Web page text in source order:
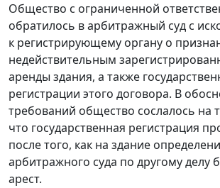
Общество с ограниченной
обратилось в арбитражный суд с
к регистрирующему органу о
недействительным
аренды здания, а также
регистрации этого договора. В
требований общество сослалось на
что государственная регистрация
после того, как на здание
арбитражного суда по другому делу
арест.